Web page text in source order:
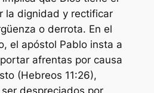
la dignidad y rectificar
o derrota. En el
el apóstol Pablo insta a
afrentas por causa
(Hebreos 11:26),